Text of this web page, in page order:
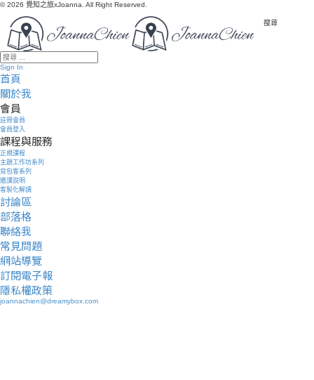
© 2026 覺知之旅xJoanna. All Right Reserved.
搜尋
Sign In
首頁
關於我
會員
註冊會員
會員登入
課程與服務
正規課程
主題工作坊系列
背包客系列
邀課說明
客製化解讀
討論區
部落格
聯絡我
常見問題
網站導覽
訂閱電子報
隱私權政策
joannachien@dreamybox.com